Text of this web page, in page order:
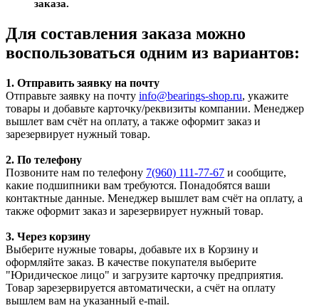
заказа.
Для составления заказа можно
воспользоваться одним из вариантов:
1. Отправить заявку на почту
Отправьте заявку на почту info@bearings-shop.ru, укажите
товары и добавьте карточку/реквизиты компании. Менеджер
вышлет вам счёт на оплату, а также оформит заказ и
зарезервирует нужный товар.
2. По телефону
Позвоните нам по телефону 7(960) 111-77-67 и сообщите,
какие подшипники вам требуются. Понадобятся ваши
контактные данные. Менеджер вышлет вам счёт на оплату, а
также оформит заказ и зарезервирует нужный товар.
3. Через корзину
Выберите нужные товары, добавьте их в Корзину и
оформляйте заказ. В качестве покупателя выберите
"Юридическое лицо" и загрузите карточку предприятия.
Товар зарезервируется автоматически, а счёт на оплату
вышлем вам на указанный e-mail.